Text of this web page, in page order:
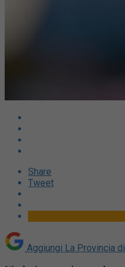
Share
Tweet
Aggiungi La Provincia